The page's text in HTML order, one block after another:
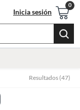
Inicia sesión
Resultados (47)